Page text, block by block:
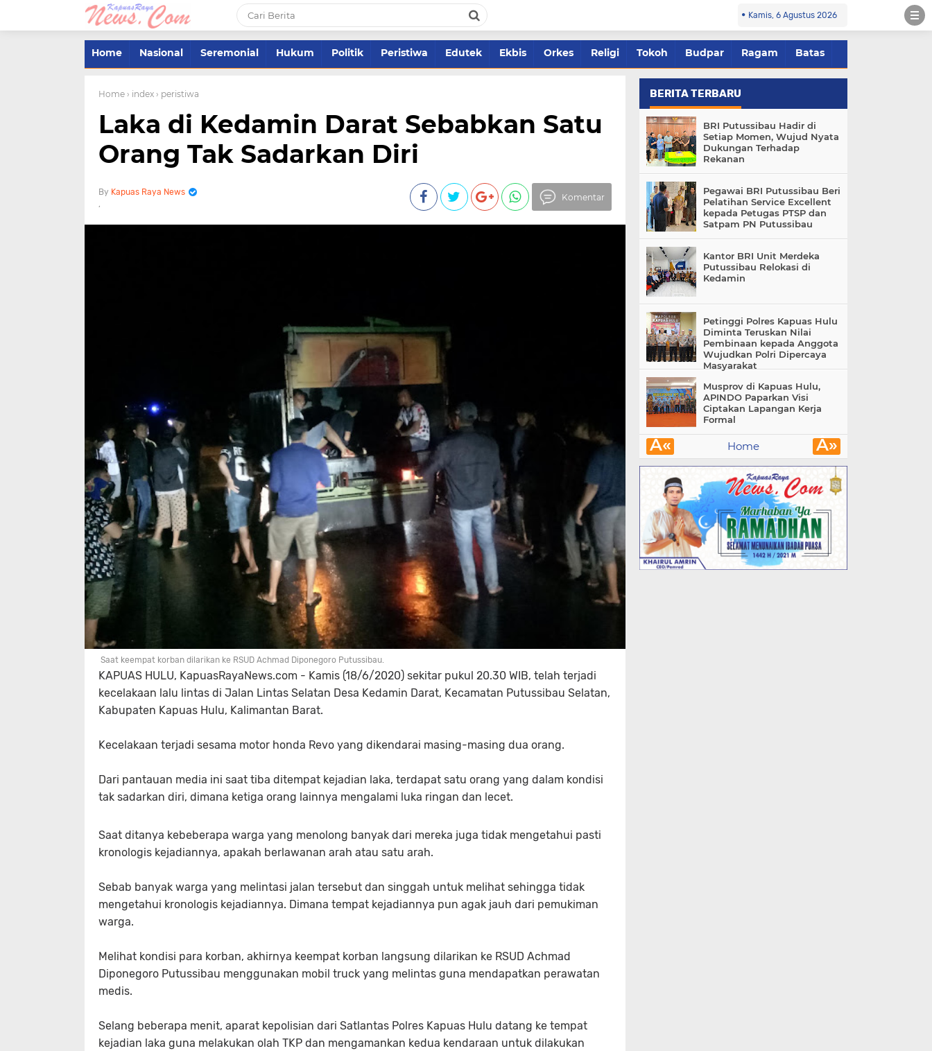
Kamis, 6 Agustus 2026
Home Nasional Seremonial Hukum Politik Peristiwa Edutek Ekbis Orkes Religi Tokoh Budpar Ragam Batas
Home › index › peristiwa
Laka di Kedamin Darat Sebabkan Satu
Orang Tak Sadarkan Diri
Kapuas Raya News Komentar
Saat keempat korban dilarikan ke RSUD Achmad Diponegoro Putussibau.
KAPUAS HULU, KapuasRayaNews.com - Kamis (18/6/2020) sekitar pukul 20.30 WIB, telah terjadi
kecelakaan lalu lintas di Jalan Lintas Selatan Desa Kedamin Darat, Kecamatan Putussibau Selatan,
Kabupaten Kapuas Hulu, Kalimantan Barat.
Kecelakaan terjadi sesama motor honda Revo yang dikendarai masing-masing dua orang.
Dari pantauan media ini saat tiba ditempat kejadian laka, terdapat satu orang yang dalam kondisi
tak sadarkan diri, dimana ketiga orang lainnya mengalami luka ringan dan lecet.
Saat ditanya kebeberapa warga yang menolong banyak dari mereka juga tidak mengetahui pasti
kronologis kejadiannya, apakah berlawanan arah atau satu arah.
Sebab banyak warga yang melintasi jalan tersebut dan singgah untuk melihat sehingga tidak
mengetahui kronologis kejadiannya. Dimana tempat kejadiannya pun agak jauh dari pemukiman
warga.
Melihat kondisi para korban, akhirnya keempat korban langsung dilarikan ke RSUD Achmad
Diponegoro Putussibau menggunakan mobil truck yang melintas guna mendapatkan perawatan
medis.
Selang beberapa menit, aparat kepolisian dari Satlantas Polres Kapuas Hulu datang ke tempat
kejadian laka guna melakukan olah TKP dan mengamankan kedua kendaraan untuk dilakukan
BERITA TERBARU
BRI Putussibau Hadir di
Setiap Momen, Wujud Nyata
Dukungan Terhadap
Rekanan
Pegawai BRI Putussibau Beri
Pelatihan Service Excellent
kepada Petugas PTSP dan
Satpam PN Putussibau
Kantor BRI Unit Merdeka
Putussibau Relokasi di
Kedamin
Petinggi Polres Kapuas Hulu
Diminta Teruskan Nilai
Pembinaan kepada Anggota
Wujudkan Polri Dipercaya
Masyarakat
Musprov di Kapuas Hulu,
APINDO Paparkan Visi
Ciptakan Lapangan Kerja
Formal
Â« Â»
Home